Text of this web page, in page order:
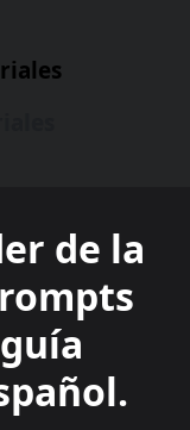
de la